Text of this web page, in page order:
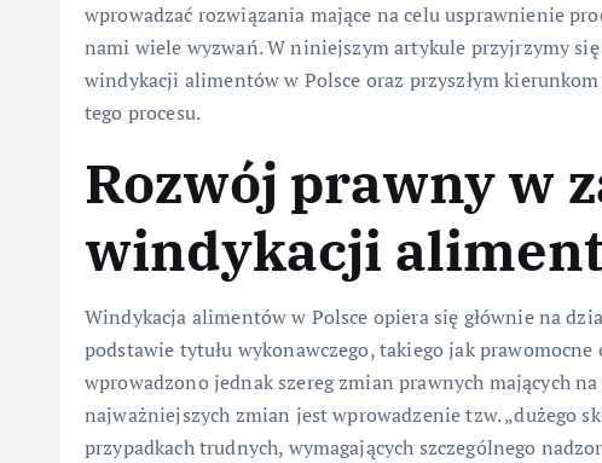
wprowadzać rozwiązania mające na celu usprawnienie
nami wiele wyzwań. W niniejszym artykule przyjrzymy
windykacji alimentów w Polsce oraz przyszłym
tego procesu.
Rozwój prawny w
windykacji
Windykacja alimentów w Polsce opiera się głównie na
podstawie tytułu wykonawczego, takiego jak
wprowadzono jednak szereg zmian prawnych mających
najważniejszych zmian jest wprowadzenie tzw. „dużego
przypadkach trudnych, wymagających szczególnego